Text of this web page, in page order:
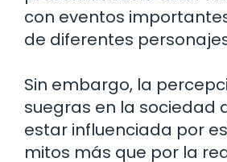
con eventos
de diferentes
Sin embargo, la
suegras en la sociedad
estar influenciada por
mitos más que por la